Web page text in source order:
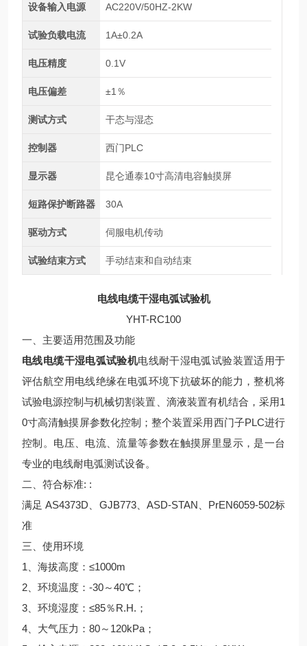
设备输入电源 AC220V/50HZ-2KW
试验负载电流 1A±0.2A
电压精度 0.1V
电压偏差 ±1％
测试方式 干态与湿态
控制器 西门PLC
显示器 昆仑通泰10寸高清电容触摸屏
短路保护断路器 30A
驱动方式 伺服电机传动
试验结束方式 手动结束和自动结束
电线电缆干湿电弧试验机
YHT-RC100
一、 主要适用范围及功能
电线电缆干湿电弧试验机电线耐干湿电弧试验装置适用于
评估航空用电线绝缘在电弧环境下抗破坏的能力，整机将
试验电源控制与机械切割装置、滴液装置有机结合，采用1
0寸高清触摸屏参数化控制；整个装置采用西门子PLC进行
控制。电压、电流、流量等参数在触摸屏里显示，是一台
专业的电线耐电弧测试设备。
二、 符合标准: :
满足 AS4373D、GJB773、ASD-STAN、PrEN6059-502标
准
三、使用环境
1、海拔高度：≤1000m
2、环境温度：-30～40℃；
3、环境湿度：≤85％R.H.；
4、大气压力：80～120kPa；